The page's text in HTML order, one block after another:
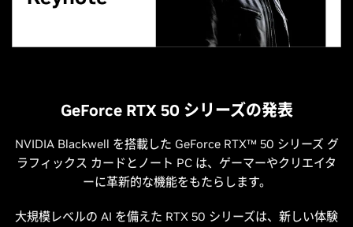
GeForce RTX 50 シリーズの発表
NVIDIA Blackwell を搭載した GeForce RTX™ 50 シリーズ グ
ラフィックス カードとノート PC は、ゲーマーやクリエイタ
ーに革新的な機能をもたらします。
大規模レベルの AI を備えた RTX 50 シリーズは、新しい体験